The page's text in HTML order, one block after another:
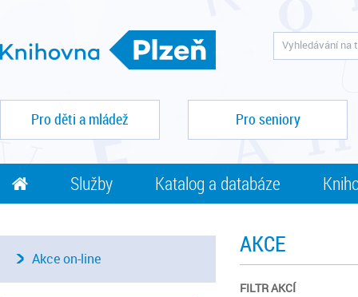
Pro děti a mládež Pro seniory
Služby Katalog a databáze
AKCE
FILTR AKCÍ
Akce on-line